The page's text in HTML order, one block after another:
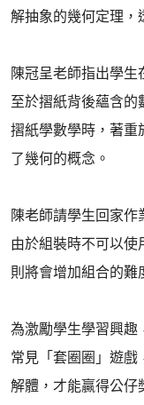
解抽象的幾何定理，
陳冠呈老師指出學生
至於摺紙背後蘊含的
摺紙學數學時，著重
了幾何的概念。
陳老師請學生回家作
由於組裝時不可以使
則將會增加組合的難
為激勵學生學習興趣
常見「套圈圈」遊戲
解體，才能贏得公仔